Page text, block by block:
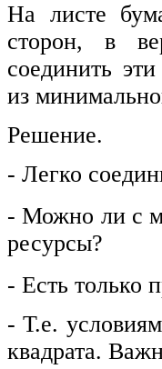
На листе
сторон, в
соединить
из
Решение.
- Легко
- Можно ли с
ресурсы?
- Есть только
- Т.е.
квадрата.